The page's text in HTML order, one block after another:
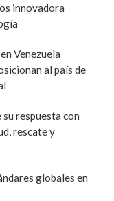
innovadora
Venezuela
al país de
respuesta con
rescate y
globales en